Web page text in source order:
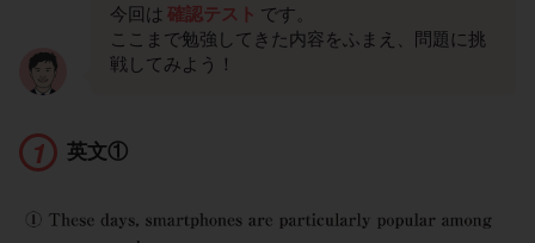
今回は 確認テスト です。
ここまで勉強してきた内容をふまえ、問題に挑
戦してみよう！
英文①